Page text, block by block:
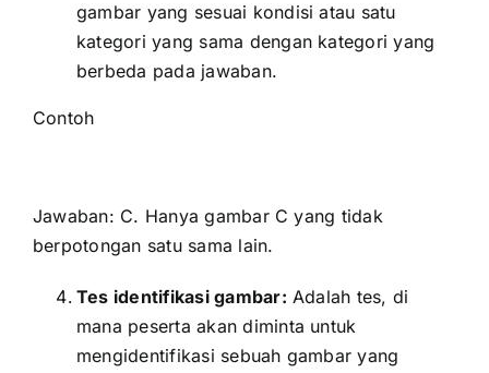
gambar yang sesuai kondisi atau satu
kategori yang sama dengan kategori yang
berbeda pada jawaban.
Contoh
Jawaban: C. Hanya gambar C yang tidak
berpotongan satu sama lain.
Tes identifikasi gambar: Adalah tes, di
mana peserta akan diminta untuk
mengidentifikasi sebuah gambar yang